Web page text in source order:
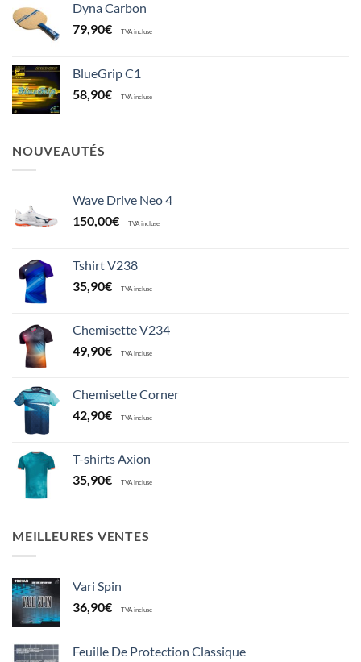
Dyna Carbon
79,90€ TVA incluse
BlueGrip C1
58,90€ TVA incluse
NOUVEAUTÉS
Wave Drive Neo 4
150,00€ TVA incluse
Tshirt V238
35,90€ TVA incluse
Chemisette V234
49,90€ TVA incluse
Chemisette Corner
42,90€ TVA incluse
T-shirts Axion
35,90€ TVA incluse
MEILLEURES VENTES
Vari Spin
36,90€ TVA incluse
Feuille De Protection Classique